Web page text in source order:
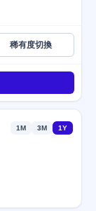
稀有度切換
1M 3M 1Y